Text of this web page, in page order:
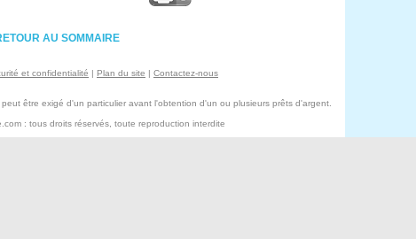
AU SOMMAIRE
et confidentialité | Plan du site | Contactez-nous
être exigé d'un particulier avant l'obtention d'un ou plusieurs prêts d'argent.
: tous droits réservés, toute reproduction interdite